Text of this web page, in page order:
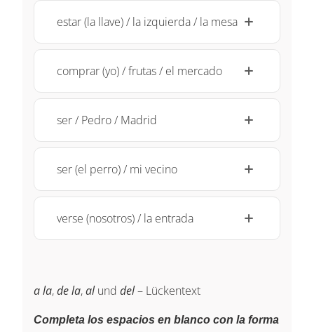
estar (la llave) / la izquierda / la mesa
comprar (yo) / frutas / el mercado
ser / Pedro / Madrid
ser (el perro) / mi vecino
verse (nosotros) / la entrada
a la,de la,alund del– Lückentext
Completa los espacios en blanco con la forma